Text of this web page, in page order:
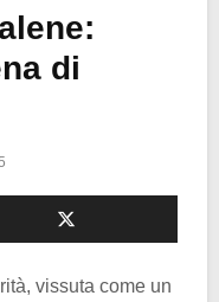
di
vissuta come un